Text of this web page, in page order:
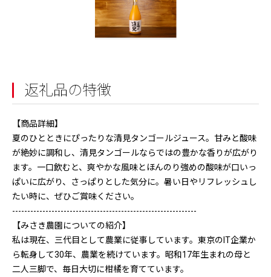
返礼品の特徴
【商品詳細】
夏のひとときにぴったりな清見タンゴールジュース。甘みと酸味
が絶妙に調和し、清見タンゴールならではの豊かな香りが広がり
ます。一口飲むと、爽やかな風味とほんのり強めの酸味が口いっ
ぱいに広がり、さっぱりとした気分に。暑い日やリフレッシュし
たい時に、ぜひご賞味ください。
-------------------------------------------------------------
【みさき農園についての紹介】
私は現在、三代目として農業に従事しています。東京のIT企業か
ら転身して30年、農業を続けています。昭和17年生まれの母と
二人三脚で、毎日大切に柑橘を育てています。